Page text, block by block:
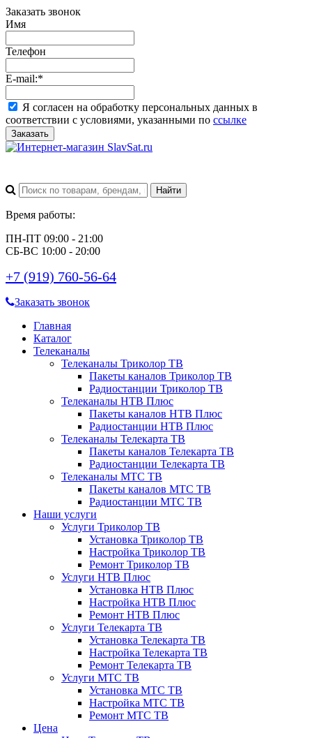
Заказать звонок
Имя
Телефон
E-mail:*
Я согласен на обработку персональных данных в
соответствии с условиями, указанными по ссылке
Заказать
Время работы:
ПН-ПТ 09:00 - 21:00
СБ-ВС 10:00 - 20:00
+7 (919) 760-56-64
Заказать звонок
Главная
Каталог
Телеканалы
Телеканалы Триколор ТВ
Пакеты каналов Триколор ТВ
Радиостанции Триколор ТВ
Телеканалы НТВ Плюс
Пакеты каналов НТВ Плюс
Радиостанции НТВ Плюс
Телеканалы Телекарта ТВ
Пакеты каналов Телекарта ТВ
Радиостанции Телекарта ТВ
Телеканалы МТС ТВ
Пакеты каналов МТС ТВ
Радиостанции МТС ТВ
Наши услуги
Услуги Триколор ТВ
Установка Триколор ТВ
Настройка Триколор ТВ
Ремонт Триколор ТВ
Услуги НТВ Плюс
Установка НТВ Плюс
Настройка НТВ Плюс
Ремонт НТВ Плюс
Услуги Телекарта ТВ
Установка Телекарта ТВ
Настройка Телекарта ТВ
Ремонт Телекарта ТВ
Услуги МТС ТВ
Установка МТС ТВ
Настройка МТС ТВ
Ремонт МТС ТВ
Цена